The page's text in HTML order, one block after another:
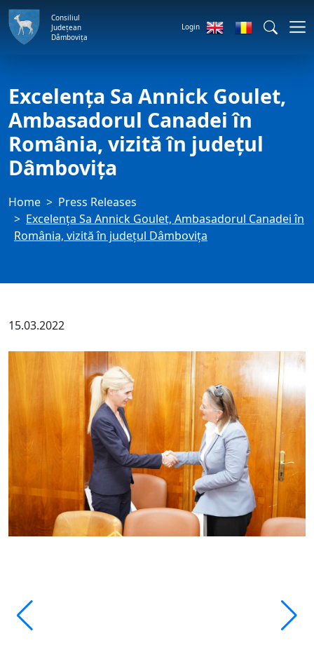
Consiliul
Județean
Dâmbovița
Login
Excelența Sa Annick Goulet,
Ambasadorul Canadei în
România, vizită în județul
Dâmbovița
Home
Press Releases
Excelența Sa Annick Goulet, Ambasadorul Canadei în
România, vizită în județul Dâmbovița
15.03.2022